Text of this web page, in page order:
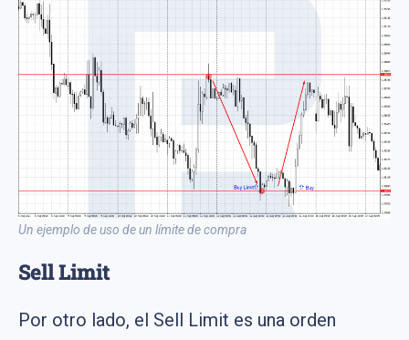
Un ejemplo de uso de un límite de compra
Sell Limit
Por otro lado, el Sell Limit es una orden